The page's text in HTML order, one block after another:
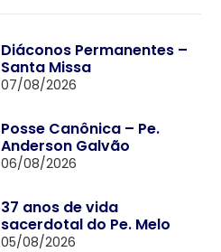
Diáconos Permanentes –
Santa Missa
07/08/2026
Posse Canônica – Pe.
Anderson Galvão
06/08/2026
37 anos de vida
sacerdotal do Pe. Melo
05/08/2026